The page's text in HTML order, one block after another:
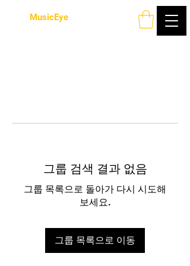
MusicEye
그룹 검색 결과 없음
그룹 목록으로 돌아가 다시 시도해
보세요.
그룹 목록으로 이동